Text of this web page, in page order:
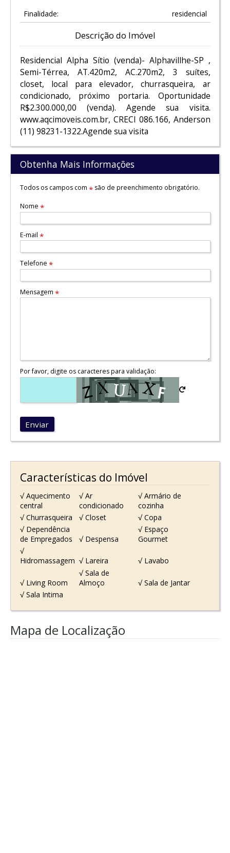
Finalidade: residencial
Descrição do Imóvel
Residencial Alpha Sítio (venda)- Alphavillhe-SP ,
Semi-Térrea, AT.420m2, AC.270m2, 3 suítes,
closet, local para elevador, churrasqueira, ar
condicionado, próximo portaria. Oportunidade
R$2.300.000,00 (venda). Agende sua visita.
www.aqcimoveis.com.br, CRECI 086.166, Anderson
(11) 98231-1322.Agende sua visita
Obtenha Mais Informações
Todos os campos com *são de preenchimento obrigatório.
Nome *
E-mail *
Telefone *
Mensagem *
Por favor, digite os caracteres para validação:
Enviar
Características do Imóvel
√ Aquecimento
central
√ Ar
condicionado
√ Armário de
cozinha
√ Churrasqueira
√ Closet
√ Copa
√ Dependência
de Empregados
√ Despensa
√ Espaço
Gourmet
√
Hidromassagem √ Lareira √ Lavabo
√ Living Room
√ Sala de
Almoço
√ Sala de Jantar
√ Sala Intima
Mapa de Localização